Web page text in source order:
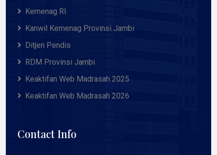
Kemenag RI
Kanwil Kemenag Provinsi Jambi
Ditjen Pendis
RDM Provinsi Jambi
Keaktifan Web Madrasah 2025
Keaktifan Web Madrasah 2026
Contact Info